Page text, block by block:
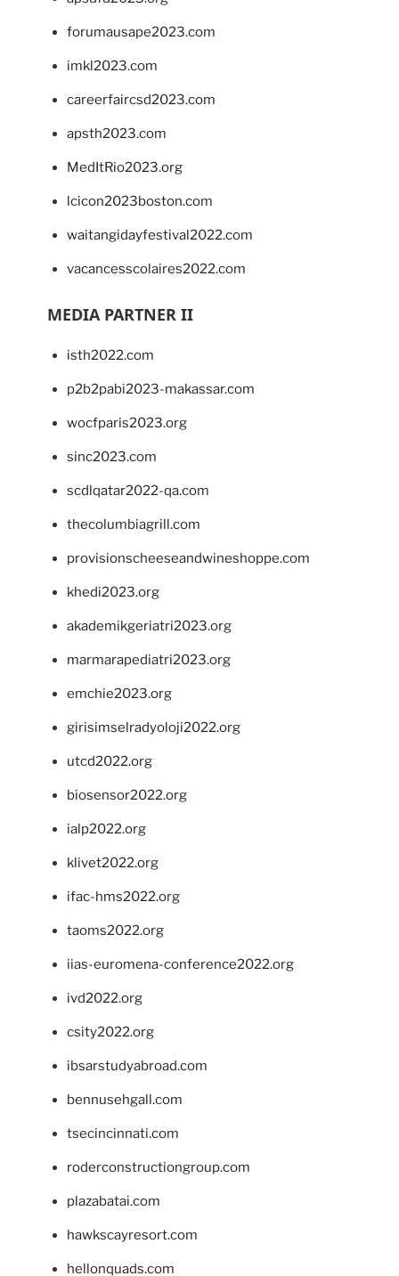
forumausape2023.com
imkl2023.com
careerfaircsd2023.com
apsth2023.com
MedItRio2023.org
lcicon2023boston.com
waitangidayfestival2022.com
vacancesscolaires2022.com
MEDIA PARTNER II
isth2022.com
p2b2pabi2023-makassar.com
wocfparis2023.org
sinc2023.com
scdlqatar2022-qa.com
thecolumbiagrill.com
provisionscheeseandwineshoppe.com
khedi2023.org
akademikgeriatri2023.org
marmarapediatri2023.org
emchie2023.org
girisimselradyoloji2022.org
utcd2022.org
biosensor2022.org
ialp2022.org
klivet2022.org
ifac-hms2022.org
taoms2022.org
iias-euromena-conference2022.org
ivd2022.org
csity2022.org
ibsarstudyabroad.com
bennusehgall.com
tsecincinnati.com
roderconstructiongroup.com
plazabatai.com
hawkscayresort.com
hellonquads.com